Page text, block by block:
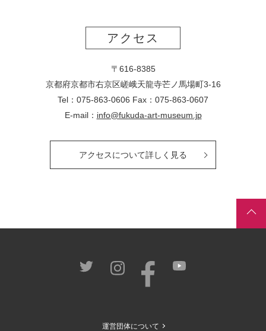
アクセス
〒616-8385
京都府京都市右京区嵯峨天龍寺芒ノ馬場町3-16
Tel：075-863-0606 Fax：075-863-0607
E-mail： info@fukuda-art-museum.jp
アクセスについて詳しく見る
運営団体について